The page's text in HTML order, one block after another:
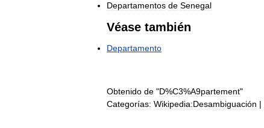
Departamentos de Senegal
Véase también
Departamento
Obtenido de "D%C3%A9partement"
Categorías: Wikipedia:Desambiguación |